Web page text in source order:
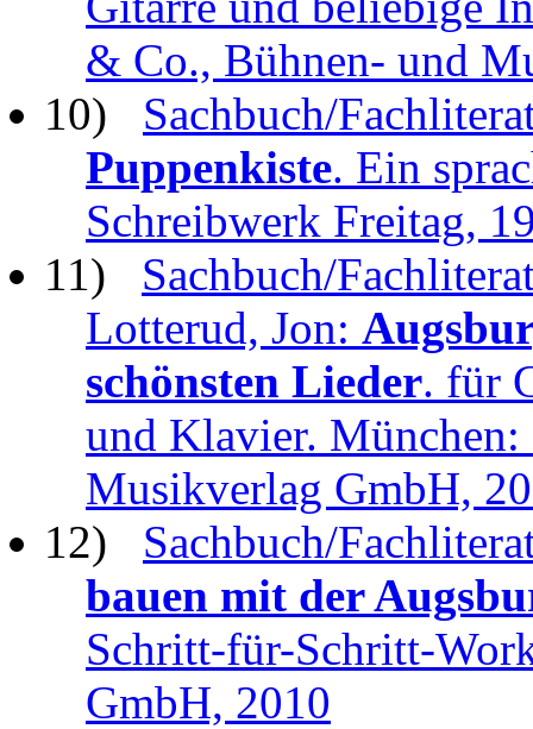
& Co., Bühnen- und
10) Sachbuch/
Puppenkiste. Ein
Schreibwerk Freitag,
11) Sachbuch/
Lotterud, Jon:
schönsten Lieder. für
und Klavier.
Musikverlag GmbH,
12) Sachbuch/
bauen mit der
Schritt-für-Schritt-
GmbH, 2010